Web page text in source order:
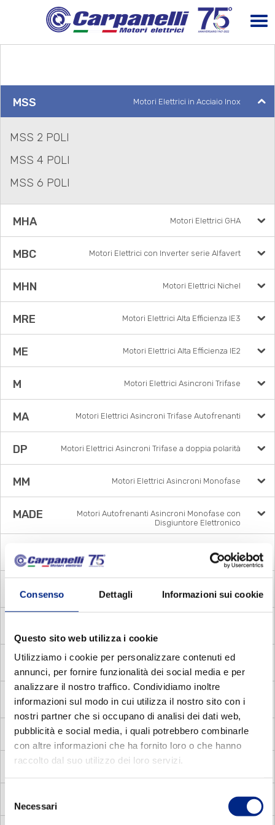
Consenso Dettagli Informazioni sui cookie
Questo sito web utilizza i cookie
Utilizziamo i cookie per personalizzare contenuti ed
annunci, per fornire funzionalità dei social media e per
analizzare il nostro traffico. Condividiamo inoltre
informazioni sul modo in cui utilizza il nostro sito con i
nostri partner che si occupano di analisi dei dati web,
pubblicità e social media, i quali potrebbero combinarle
con altre informazioni che ha fornito loro o che hanno
raccolto dal suo utilizzo dei loro servizi.
delNecessari
MSS Motori Elettrici in Acciaio Inox
MSS 2 POLI
MSS 4 POLI
MSS 6 POLI
MHA Motori Elettrici GHA
MBC Motori Elettrici con Inverter serie Alfavert
MHN Motori Elettrici Nichel
MRE Motori Elettrici Alta Efficienza IE3
ME Motori Elettrici Alta Efficienza IE2
M Motori Elettrici Asincroni Trifase
MA Motori Elettrici Asincroni Trifase Autofrenanti
DP Motori Elettrici Asincroni Trifase a doppia polarità
MM Motori Elettrici Asincroni Monofase
MADE
Motori Autofrenanti Asincroni Monofase con
Disgiuntore Elettronico
MADC
Motori Autofrenanti Asincroni Monofase con
Disgiuntore Centrifugo
MADV
Disgiuntore voltmetrico
MDC
Motori Elettrici Asincroni Monofase con Disgiuntore
centrifugo
MADP
Motori Autofrenanti Asincroni Trifase a doppia
polarità
MMA Motori Elettrici Autofrenanti Asincroni Monofase
MV
MVC Motori Elettrici Vettoriali compatti quadrati